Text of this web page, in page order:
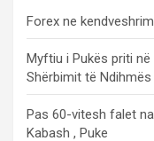
Forex ne
Myftiu i Pukës priti
Shërbimit të
Pas 60-vitesh falet
Kabash , Puke